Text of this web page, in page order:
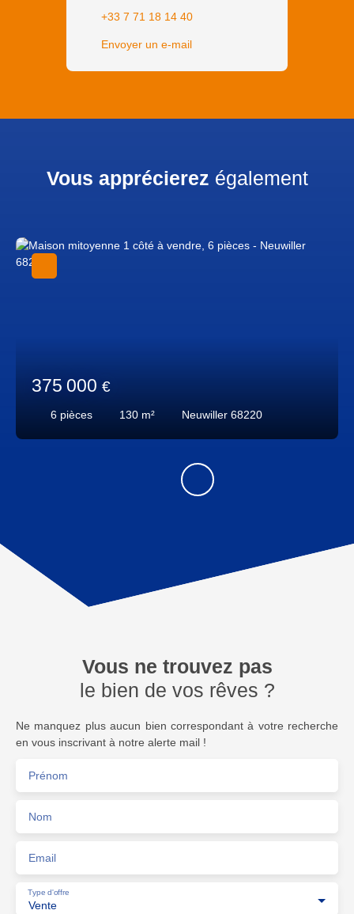
+33 7 71 18 14 40
Envoyer un e-mail
Vous apprécierez également
375 000 €
6 pièces 130 m² Neuwiller 68220
Vous ne trouvez pas
le bien de vos rêves ?
Ne manquez plus aucun bien correspondant à votre recherche
en vous inscrivant à notre alerte mail !
Prénom
Nom
Email
Vente
Type d'offre